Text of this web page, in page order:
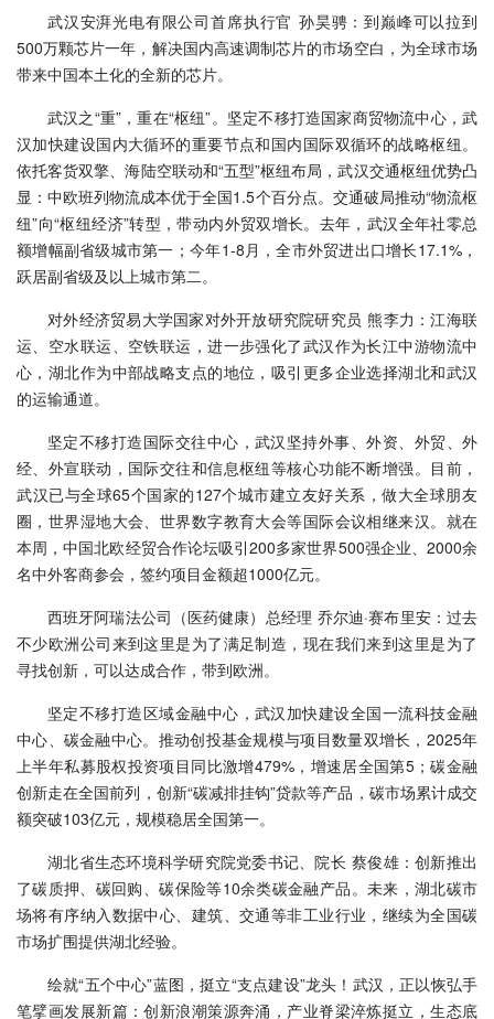
武汉安湃光电有限公司首席执行官 孙昊骋：到巅峰可以拉到
500万颗芯片一年，解决国内高速调制芯片的市场空白，为全球市场
带来中国本土化的全新的芯片。
武汉之“重”，重在“枢纽”。坚定不移打造国家商贸物流中心，武
汉加快建设国内大循环的重要节点和国内国际双循环的战略枢纽。
依托客货双擎、海陆空联动和“五型”枢纽布局，武汉交通枢纽优势凸
显：中欧班列物流成本优于全国1.5个百分点。交通破局推动“物流枢
纽”向“枢纽经济”转型，带动内外贸双增长。去年，武汉全年社零总
额增幅副省级城市第一；今年1-8月，全市外贸进出口增长17.1%，
跃居副省级及以上城市第二。
对外经济贸易大学国家对外开放研究院研究员 熊李力：江海联
运、空水联运、空铁联运，进一步强化了武汉作为长江中游物流中
心，湖北作为中部战略支点的地位，吸引更多企业选择湖北和武汉
的运输通道。
坚定不移打造国际交往中心，武汉坚持外事、外资、外贸、外
经、外宣联动，国际交往和信息枢纽等核心功能不断增强。目前，
武汉已与全球65个国家的127个城市建立友好关系，做大全球朋友
圈，世界湿地大会、世界数字教育大会等国际会议相继来汉。就在
本周，中国北欧经贸合作论坛吸引200多家世界500强企业、2000余
名中外客商参会，签约项目金额超1000亿元。
西班牙阿瑞法公司（医药健康）总经理 乔尔迪·赛布里安：过去
不少欧洲公司来到这里是为了满足制造，现在我们来到这里是为了
寻找创新，可以达成合作，带到欧洲。
坚定不移打造区域金融中心，武汉加快建设全国一流科技金融
中心、碳金融中心。推动创投基金规模与项目数量双增长，2025年
上半年私募股权投资项目同比激增479%，增速居全国第5；碳金融
创新走在全国前列，创新“碳减排挂钩”贷款等产品，碳市场累计成交
额突破103亿元，规模稳居全国第一。
湖北省生态环境科学研究院党委书记、院长 蔡俊雄：创新推出
了碳质押、碳回购、碳保险等10余类碳金融产品。未来，湖北碳市
场将有序纳入数据中心、建筑、交通等非工业行业，继续为全国碳
市场扩围提供湖北经验。
绘就“五个中心”蓝图，挺立“支点建设”龙头！武汉，正以恢弘手
笔擘画发展新篇：创新浪潮策源奔涌，产业脊梁淬炼挺立，生态底